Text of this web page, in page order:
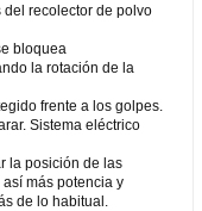
recolector de polvo
bloquea
la rotación de la
frente a los golpes.
Sistema eléctrico
la posición de las
más potencia y
de lo habitual.